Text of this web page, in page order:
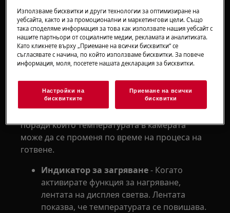
ежедневно готвене), реалната температура
ще бъде в рамките на няколко градуса по
Целзий от показаната на дисплея. Това е
много прецизно и обикновено температурата
започва да се колебае или отклонява от тази
стойност само, когато се използват други
режими – самостоятелно или в комбинация с
True Fan.
По-долу са изброени няколко причини,
поради които температурата в камерата
може да се променя по време на процеса на
готвене.
Индикатор за загряване- Когато
активирате функция за нагряване,
лентата на дисплея светва. Лентата
показва, че температурата се повишава.
Използваме бисквитки и други технологии за оптимизиране на
уебсайта, както и за промоционални и маркетингови цели. Също
така споделяме информация за това как използвате нашия уебсайт с
нашите партньори от социалните медии, рекламата и аналитиката.
Като кликнете върху „Приемане на всички бисквитки“ се
съгласявате с начина, по който използваме бисквитки. За повече
информация, моля, посетете нашата декларация за бисквитки.
Настройки на
бисквитките
Приемане на всички
бисквитки